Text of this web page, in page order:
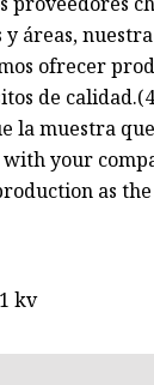
áreas,
ofrecer
de
la muestra
your
as the
kv